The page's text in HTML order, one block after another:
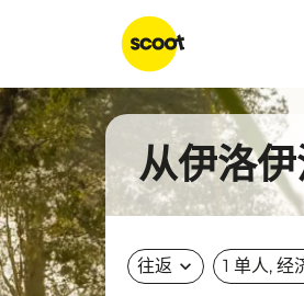
从伊洛
往返 expand_more 1 单人, 经